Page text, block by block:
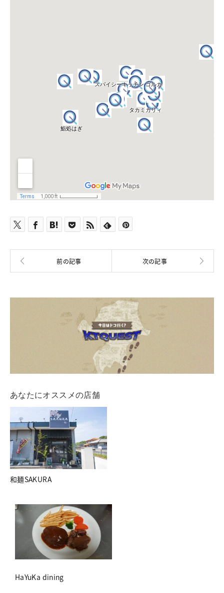
あなたにオススメの店舗
和麺SAKURA
HaYuKa dining